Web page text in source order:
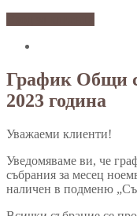
График Общи
2023 година
Уважаеми клиенти!
Уведомяваме ви, че
събрания за месец
наличен в подменю